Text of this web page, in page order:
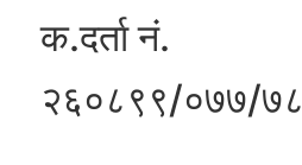
क.दर्ता नं.
२६०८९९/०७७/७८